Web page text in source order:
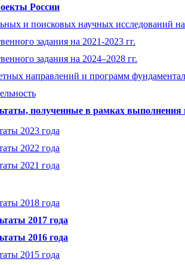
России
и поисковых научных исследований
задания на 2021-2023 гг.
задания на 2024–2028 гг.
направлений и программ
полученные в рамках выполнения
2023 года
2022 года
2021 года
2018 года
2017 года
2016 года
2015 года